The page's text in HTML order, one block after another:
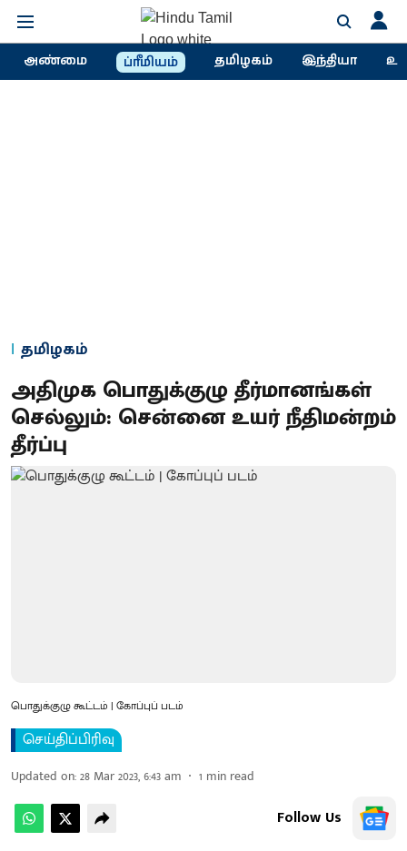
அண்மை ப்ரீமியம் தமிழகம் இந்தியா
தமிழகம்
அதிமுக பொதுக்குழு தீர்மானங்கள்
செல்லும்: சென்னை உயர் நீதிமன்றம்
தீர்ப்பு
பொதுக்குழு கூட்டம் | கோப்புப் படம்
செய்திப்பிரிவு
Updated on:28 Mar 2023, 6:43 am 1 min read
Follow Us